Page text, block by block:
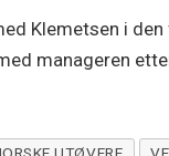
Klemetsen i
manageren
UTØVERE